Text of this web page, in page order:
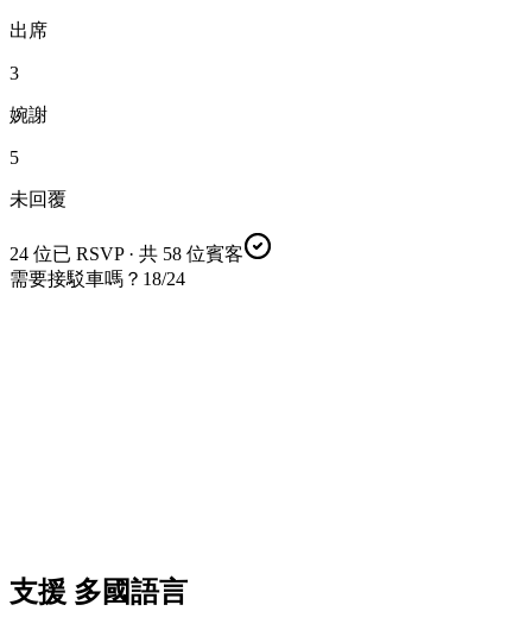
出席
3
婉謝
5
未回覆
24 位已 RSVP · 共 58 位賓客
需要接駁車嗎？ 18/24
支援 多國語言